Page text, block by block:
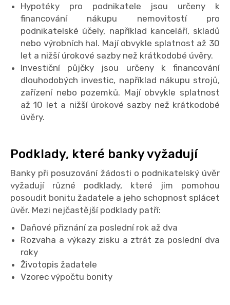
Hypotéky pro podnikatele jsou určeny k
financování nákupu nemovitostí pro
podnikatelské účely, například kanceláří, skladů
nebo výrobních hal. Mají obvykle splatnost až 30
let a nižší úrokové sazby než krátkodobé úvěry.
Investiční půjčky jsou určeny k financování
dlouhodobých investic, například nákupu strojů,
zařízení nebo pozemků. Mají obvykle splatnost
až 10 let a nižší úrokové sazby než krátkodobé
úvěry.
Podklady, které banky vyžadují
Banky při posuzování žádosti o podnikatelský úvěr
vyžadují různé podklady, které jim pomohou
posoudit bonitu žadatele a jeho schopnost splácet
úvěr. Mezi nejčastější podklady patří:
Daňové přiznání za poslední rok až dva
Rozvaha a výkazy zisku a ztrát za poslední dva
roky
Životopis žadatele
Vzorec výpočtu bonity